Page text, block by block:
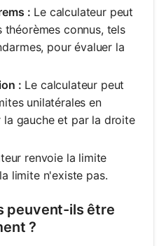
: Le calculateur peut
connus, tels
pour évaluer la
: Le calculateur peut
unilatérales en
gauche et par la droite
renvoie la limite
limite n'existe pas.
peuvent-ils être
?